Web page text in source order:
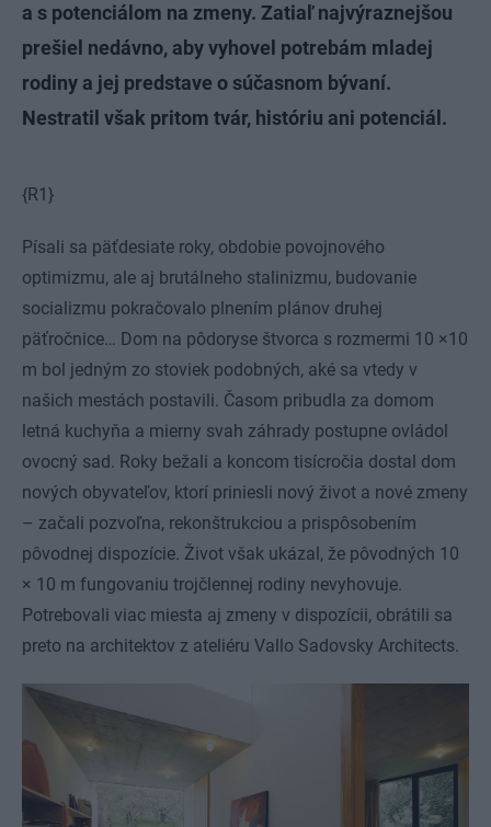
a s potenciálom na zmeny. Zatiaľ najvýraznejšou
prešiel nedávno, aby vyhovel potrebám mladej
rodiny a jej predstave o súčasnom bývaní.
Nestratil však pritom tvár, históriu ani potenciál.
{R1}
Písali sa päťdesiate roky, obdobie povojnového
optimizmu, ale aj brutálneho stalinizmu, budovanie
socializmu pokračovalo plnením plánov druhej
päťročnice… Dom na pôdoryse štvorca s rozmermi 10 ×10
m bol jedným zo stoviek podobných, aké sa vtedy v
našich mestách postavili. Časom pribudla za domom
letná kuchyňa a mierny svah záhrady postupne ovládol
ovocný sad. Roky bežali a koncom tisícročia dostal dom
nových obyvateľov, ktorí priniesli nový život a nové zmeny
– začali pozvoľna, rekonštrukciou a prispôsobením
pôvodnej dispozície. Život však ukázal, že pôvodných 10
× 10 m fungovaniu trojčlennej rodiny nevyhovuje.
Potrebovali viac miesta aj zmeny v dispozícii, obrátili sa
preto na architektov z ateliéru Vallo Sadovsky Architects.